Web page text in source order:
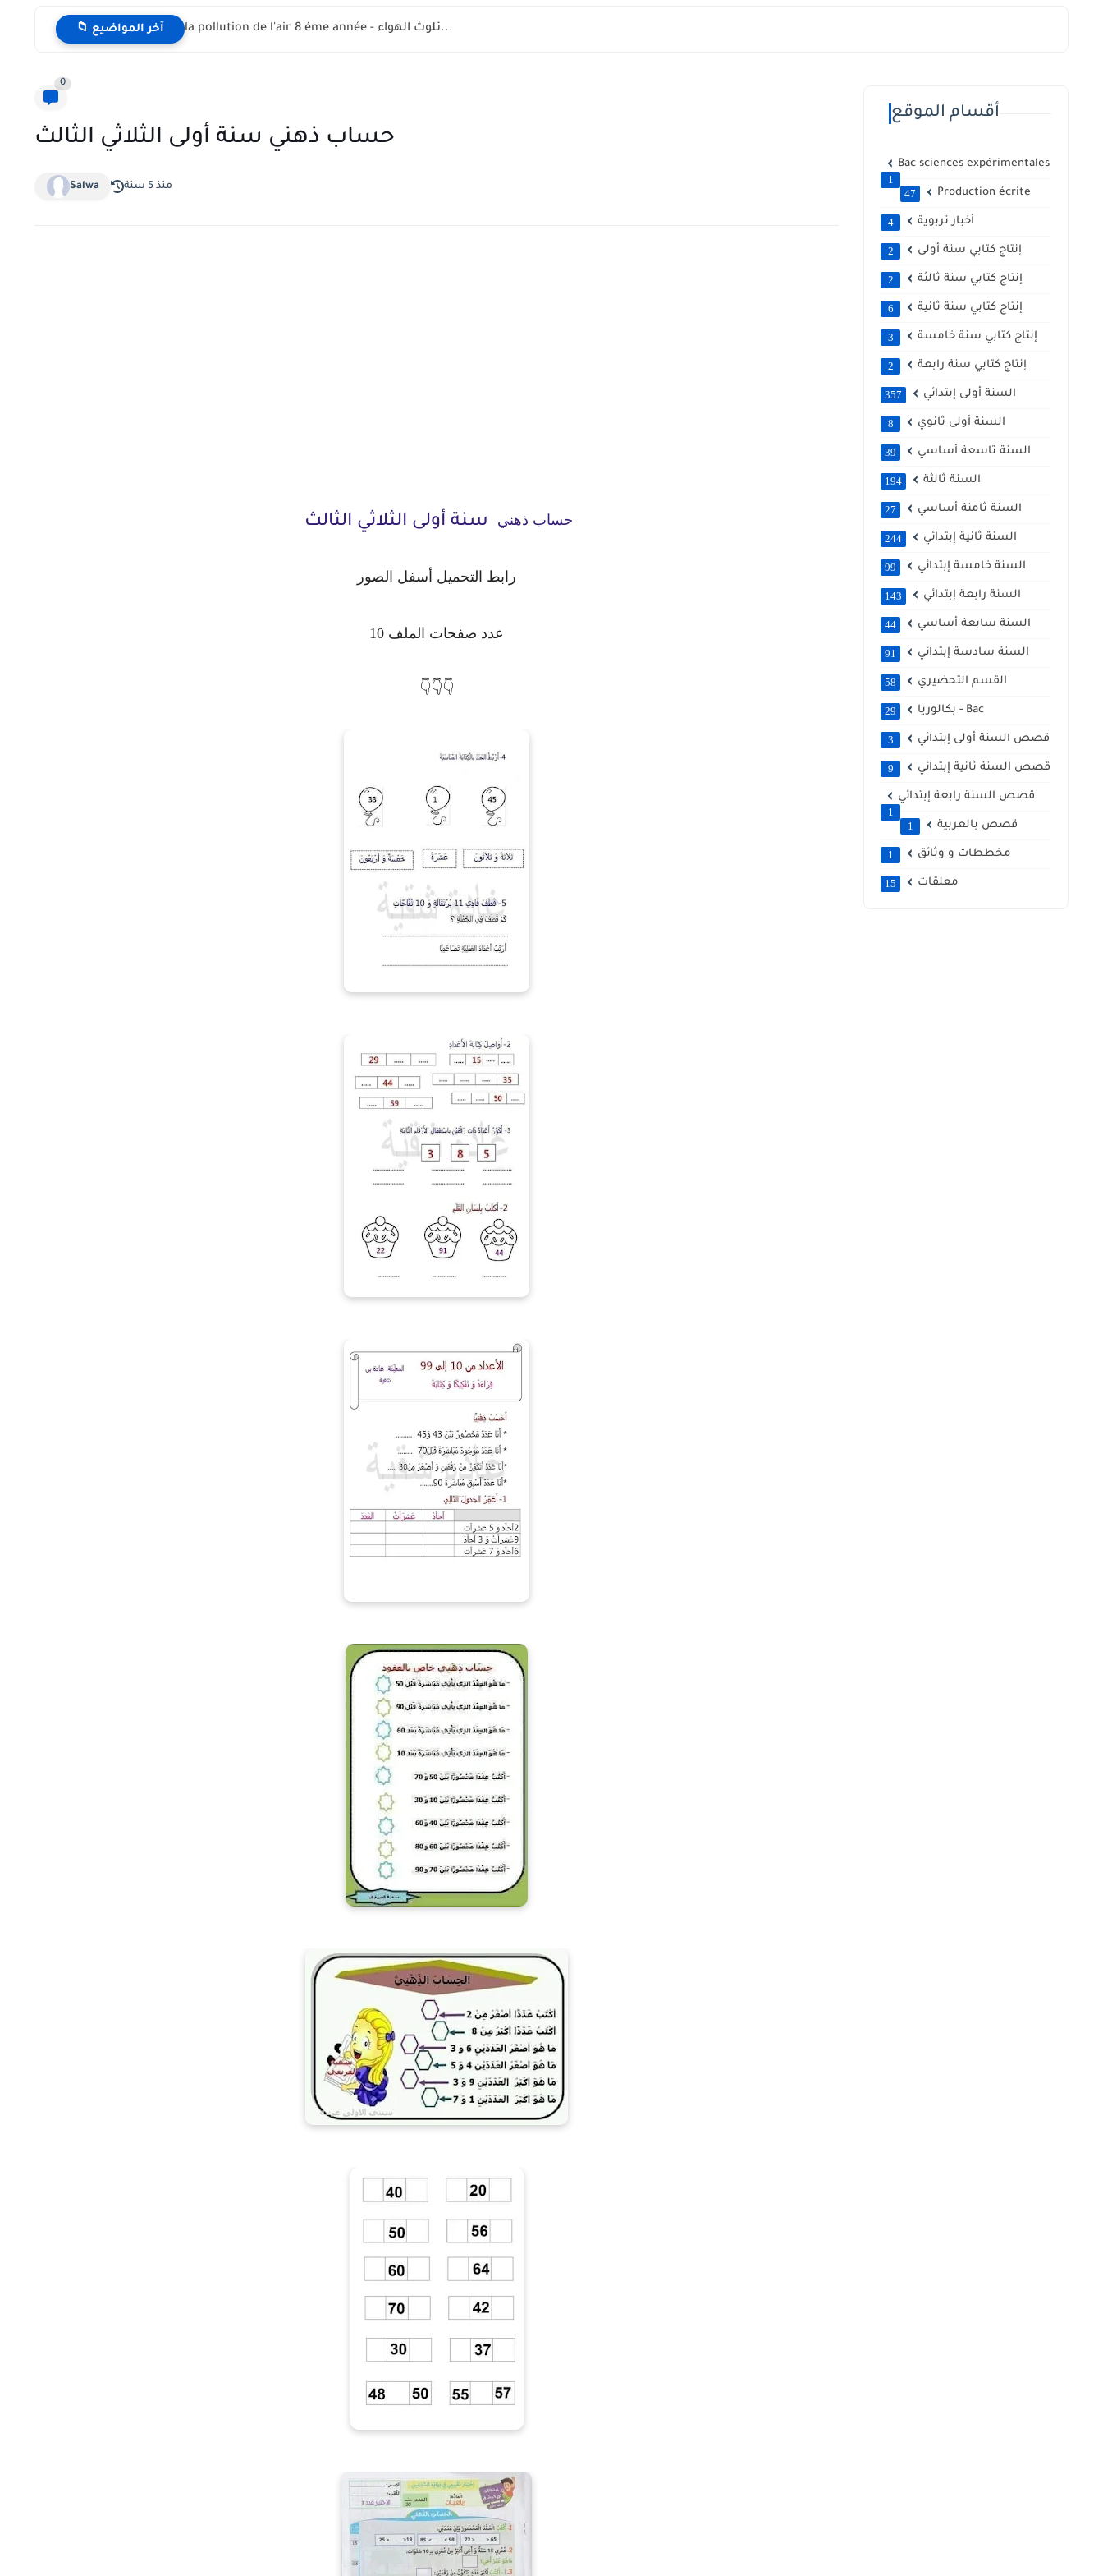
📁 آخر المواضيع la pollution de l'air 8 éme année - تلوث الهواء...
0
حساب ذهني سنة أولى الثلاثي الثالث
Salwa منذ 5 سنة
حساب ذهني سنة أولى الثلاثي الثالث
رابط التحميل أسفل الصور
عدد صفحات الملف 10
👇👇👇
أقسام الموقع
Bac sciences expérimentales
1
Production écrite
47
أخبار تربوية 4
إنتاج كتابي سنة أولى 2
إنتاج كتابي سنة ثالثة 2
إنتاج كتابي سنة ثانية 6
إنتاج كتابي سنة خامسة 3
إنتاج كتابي سنة رابعة 2
السنة أولى إبتدائي 357
السنة أولى ثانوي 8
السنة تاسعة أساسي 39
السنة ثالثة 194
السنة ثامنة أساسي 27
السنة ثانية إبتدائي 244
السنة خامسة إبتدائي 99
السنة رابعة إبتدائي 143
السنة سابعة أساسي 44
السنة سادسة إبتدائي 91
القسم التحضيري 58
بكالوريا - Bac 29
قصص السنة أولى إبتدائي 3
قصص السنة ثانية إبتدائي 9
قصص السنة رابعة إبتدائي
1
قصص بالعربية
1
مخططات و وثائق 1
معلقات 15